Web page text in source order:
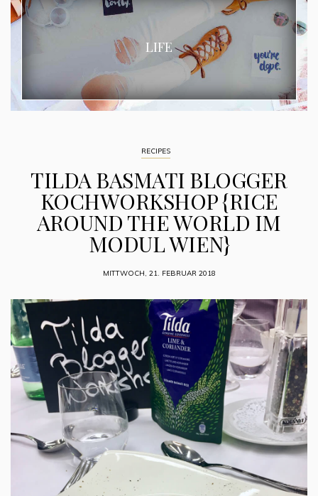
LIFE
RECIPES
TILDA BASMATI BLOGGER
KOCHWORKSHOP {RICE
AROUND THE WORLD IM
MODUL WIEN}
MITTWOCH, 21. FEBRUAR 2018